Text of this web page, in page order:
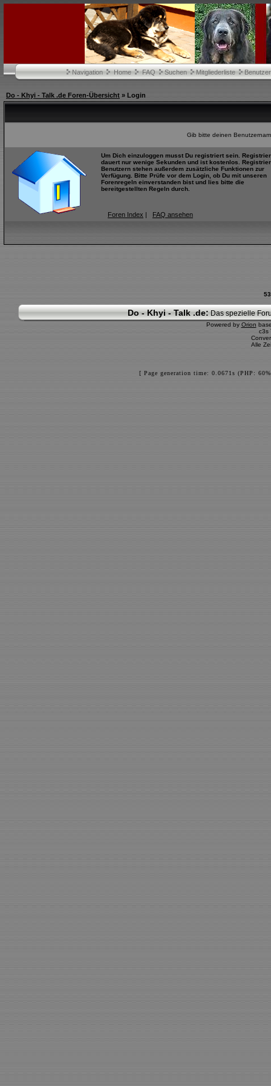
Navigation Home FAQ Suchen Mitgliederliste
Do - Khyi - Talk .de Foren-Übersicht » Login
Gib bitte deinen
Um Dich einzuloggen musst Du registriert sein.
dauert nur wenige Sekunden und ist kostenlos.
Benutzern stehen außerdem zusätzliche Funktionen zur
Verfügung. Bitte Prüfe vor dem Login, ob Du mit unseren
Forenregeln einverstanden bist und lies bitte die
bereitgestellten Regeln durch.
Foren Index | FAQ ansehen
Do - Khyi - Talk .de: Das spezielle
Powered by Orion
c3s
Alle
[ Page generation time: 0.0671s (PHP: